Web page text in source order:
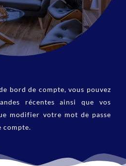
bord de compte, vous pouvez
récentes ainsi que vos
modifier votre mot de passe
compte.